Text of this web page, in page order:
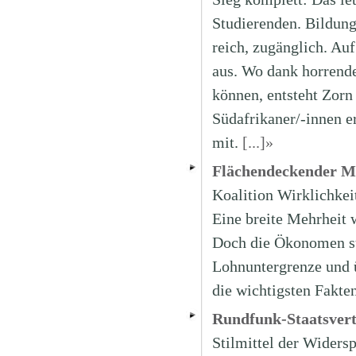
Studierenden.
reich, zugänglich.
aus. Wo dank
können, entsteht
Südafrikaner/-innen
mit. [...]»
Flächendeckender
Koalition
Eine breite Mehrheit
Doch die Ökonomen
Lohnuntergrenze
die wichtigsten
Rundfunk-
Stilmittel der